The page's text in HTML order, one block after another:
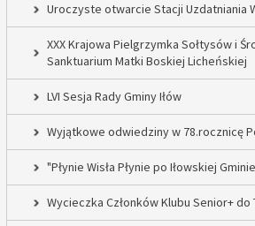
Uroczyste otwarcie Stacji Uzdatniania
XXX Krajowa Pielgrzymka Sołtysów i
Sanktuarium Matki Boskiej Licheńskiej
LVI Sesja Rady Gminy Iłów
Wyjątkowe odwiedziny w 78.rocznicę
"Płynie Wisła Płynie po Iłowskiej
Wycieczka Członków Klubu Senior+ do